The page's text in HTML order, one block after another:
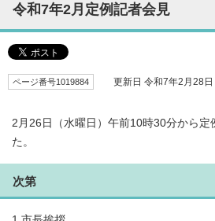
令和7年2月定例記者会見
ページ番号1019884 更新日 令和7年2月28日
2月26日（水曜日）午前10時30分から定
た。
次第